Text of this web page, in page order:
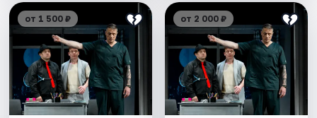
от 1 500 ₽ от 2 000 ₽